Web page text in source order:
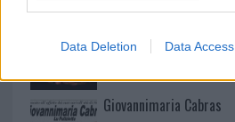
Data Deletion Data Access
Giovannimaria Cabras